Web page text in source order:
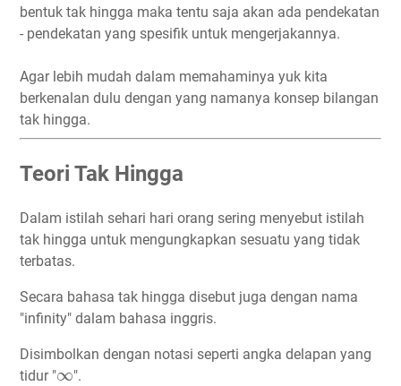
bentuk tak hingga maka tentu saja akan ada pendekatan
- pendekatan yang spesifik untuk mengerjakannya.
Agar lebih mudah dalam memahaminya yuk kita
berkenalan dulu dengan yang namanya konsep bilangan
tak hingga.
Teori Tak Hingga
Dalam istilah sehari hari orang sering menyebut istilah
tak hingga untuk mengungkapkan sesuatu yang tidak
terbatas.
Secara bahasa tak hingga disebut juga dengan nama
"infinity" dalam bahasa inggris.
Disimbolkan dengan notasi seperti angka delapan yang
tidur "∞
∞ ".